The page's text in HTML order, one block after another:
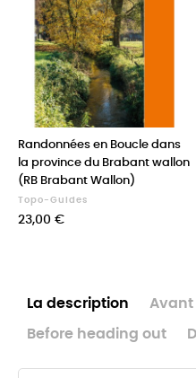
Randonnées en Boucle dans
la province du Brabant wallon
(RB Brabant Wallon)
Topo-Guides
Prix
23,00 €
La description Avant
Before heading out